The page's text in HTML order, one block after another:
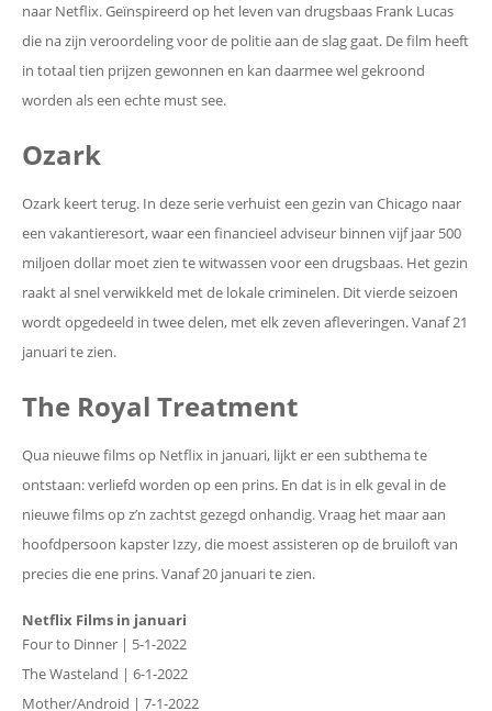
naar Netflix. Geïnspireerd op het leven van drugsbaas Frank Lucas
die na zijn veroordeling voor de politie aan de slag gaat. De film heeft
in totaal tien prijzen gewonnen en kan daarmee wel gekroond
worden als een echte must see.
Ozark
Ozark keert terug. In deze serie verhuist een gezin van Chicago naar
een vakantieresort, waar een financieel adviseur binnen vijf jaar 500
miljoen dollar moet zien te witwassen voor een drugsbaas. Het gezin
raakt al snel verwikkeld met de lokale criminelen. Dit vierde seizoen
wordt opgedeeld in twee delen, met elk zeven afleveringen. Vanaf 21
januari te zien.
The Royal Treatment
Qua nieuwe films op Netflix in januari, lijkt er een subthema te
ontstaan: verliefd worden op een prins. En dat is in elk geval in de
nieuwe films op z’n zachtst gezegd onhandig. Vraag het maar aan
hoofdpersoon kapster Izzy, die moest assisteren op de bruiloft van
precies die ene prins. Vanaf 20 januari te zien.
Netflix Films in januari
Four to Dinner | 5-1-2022
The Wasteland | 6-1-2022
Mother/Android | 7-1-2022